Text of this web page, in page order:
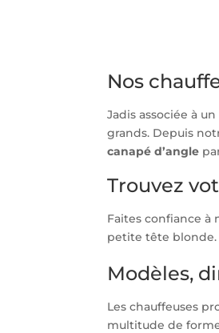
Nos
Jadis associée à
grands. Depuis
canapé d’angle
Trouvez
Faites confiance à
petite tête blonde.
Modèles,
Les chauffeuses
multitude de